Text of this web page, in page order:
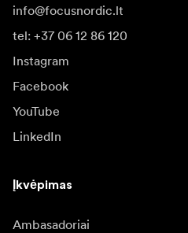
info@focusnordic.lt
tel: +37 06 12 86 120
Instagram
Facebook
YouTube
LinkedIn
Įkvėpimas
Ambasadoriai